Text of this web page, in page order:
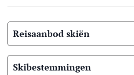
Reisaanbod skiën
Skibestemmingen